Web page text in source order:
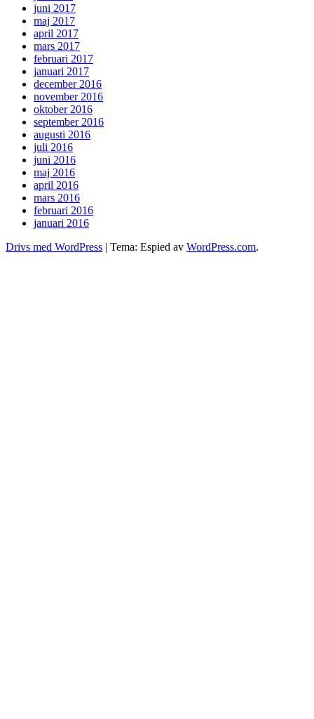
juni 2017
maj 2017
april 2017
mars 2017
februari 2017
januari 2017
december 2016
november 2016
oktober 2016
september 2016
augusti 2016
juli 2016
juni 2016
maj 2016
april 2016
mars 2016
februari 2016
januari 2016
Drivs med WordPress | Tema: Espied av WordPress.com.